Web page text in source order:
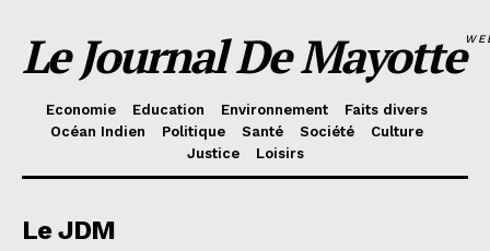
Le Journal De Mayotte
Economie Education Environnement
Faits divers
Océan Indien
Politique Santé Société
Culture
Justice
Loisirs
Le JDM